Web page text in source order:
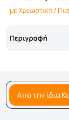
με Χρεωστική /
Περιγραφή
Από την ίδια